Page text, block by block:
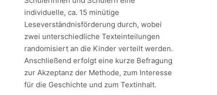
individuelle, ca. 15 minütige
Leseverständnisförderung durch, wobei
zwei unterschiedliche Texteinteilungen
randomisiert an die Kinder verteilt werden.
Anschließend erfolgt eine kurze Befragung
zur Akzeptanz der Methode, zum Interesse
für die Geschichte und zum Textinhalt.